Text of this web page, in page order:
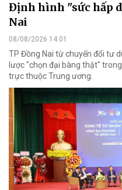
Định hình "sức hấp
Nai
08/08/2026 14:01
TP Đồng Nai từ chuyển đổi tư
lược "chọn đại bàng thật"
trực thuộc Trung ương.